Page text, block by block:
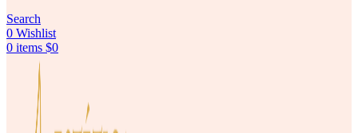
Search
0 Wishlist
0 items $0